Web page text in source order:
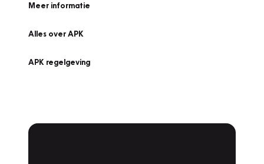
Meer informatie
Alles over APK
APK regelgeving